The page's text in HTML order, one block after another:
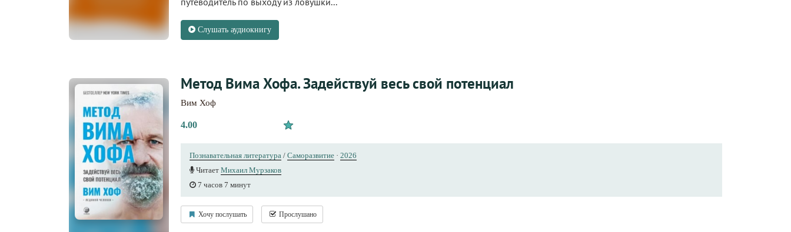
Слушать аудиокнигу
Метод Вима Хофа. Задействуй весь свой потенциал
Вим Хоф
4.00
Познавательная литература / Саморазвитие · 2026
Читает Михаил Мурзаков
7 часов 7 минут
Хочу послушать Прослушано